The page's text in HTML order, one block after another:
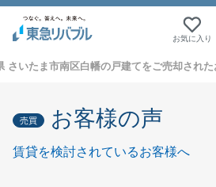
お気に入り
さいたま市南区白幡の戸建てをご売却され
売買 お客様の声
賃貸を検討されているお客様へ